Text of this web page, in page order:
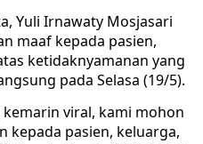
Yuli Irnawaty Mosjasari
maaf kepada pasien,
ketidaknyamanan yang
pada Selasa (19/5).
viral, kami mohon
kepada pasien, keluarga,